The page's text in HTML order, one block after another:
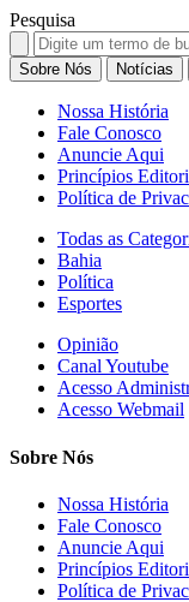
Pesquisa
Search
for:
Sobre Nós Notícias
Nossa História
Fale Conosco
Anuncie Aqui
Princípios
Política de
Todas as
Bahia
Política
Esportes
Opinião
Canal Youtube
Acesso
Acesso Webmail
Sobre Nós
Nossa História
Fale Conosco
Anuncie Aqui
Princípios
Política de